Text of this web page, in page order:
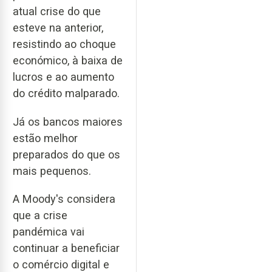
atual crise do que
esteve na anterior,
resistindo ao choque
económico, à baixa de
lucros e ao aumento
do crédito malparado.
Já os bancos maiores
estão melhor
preparados do que os
mais pequenos.
A Moody's considera
que a crise
pandémica vai
continuar a beneficiar
o comércio digital e